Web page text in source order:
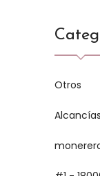
Otros
Alcancías